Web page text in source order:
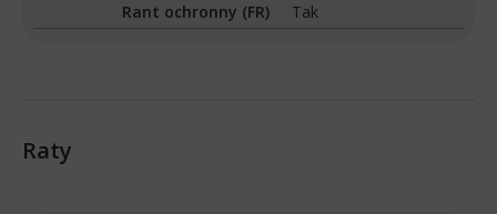
Rant ochronny (FR)
Tak
Raty